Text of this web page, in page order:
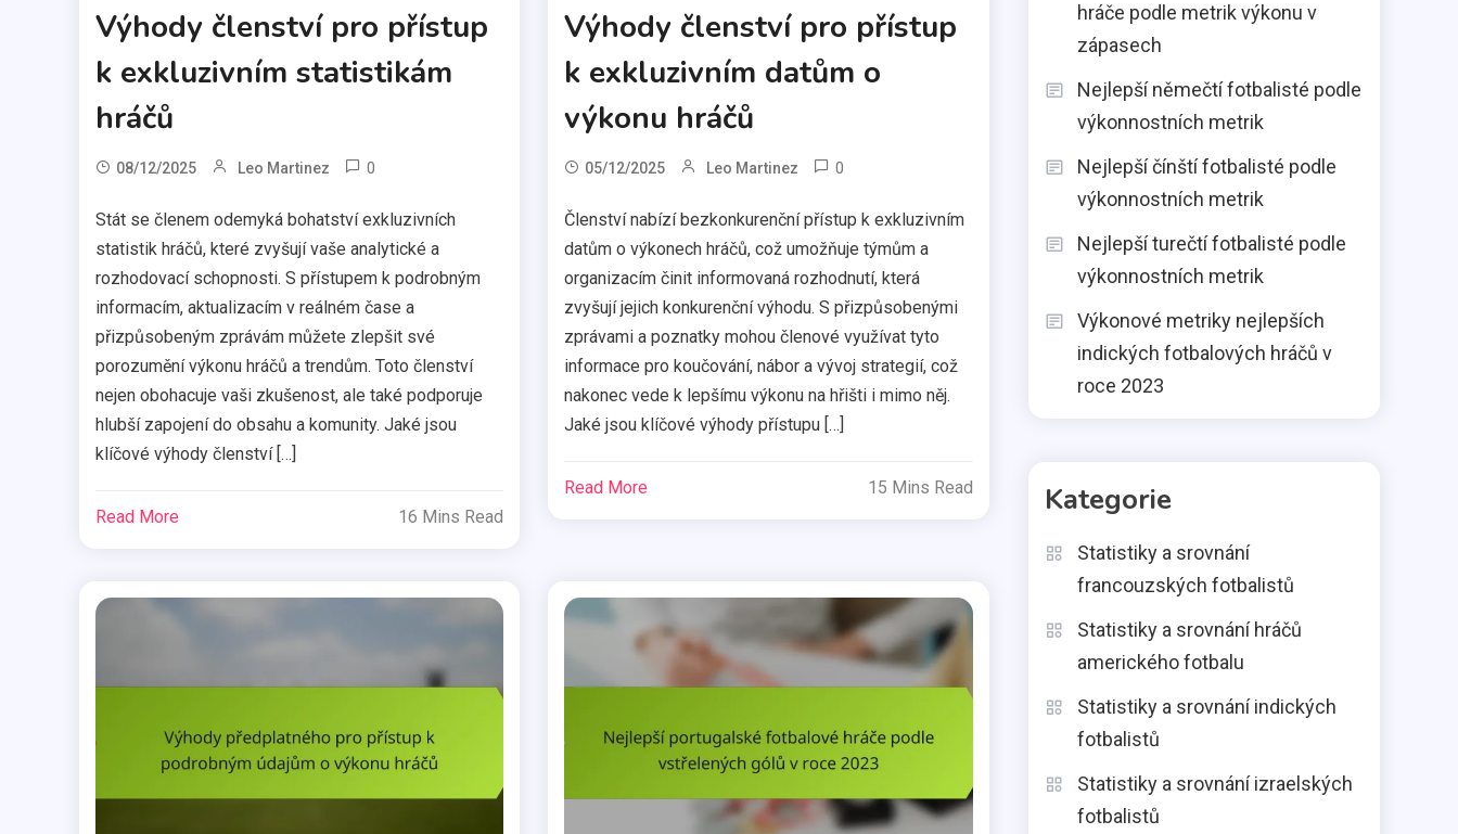
Výhody členství pro přístup
k exkluzivním statistikám
hráčů
08/12/2025 Leo Martinez 0
Stát se členem odemyká bohatství exkluzivních
statistik hráčů, které zvyšují vaše analytické a
rozhodovací schopnosti. S přístupem k podrobným
informacím, aktualizacím v reálném čase a
přizpůsobeným zprávám můžete zlepšit své
porozumění výkonu hráčů a trendům. Toto členství
nejen obohacuje vaši zkušenost, ale také podporuje
hlubší zapojení do obsahu a komunity. Jaké jsou
klíčové výhody členství […]
Read More 16 Mins Read
Výhody členství pro přístup
k exkluzivním datům o
výkonu hráčů
05/12/2025 Leo Martinez 0
Členství nabízí bezkonkurenční přístup k exkluzivním
datům o výkonech hráčů, což umožňuje týmům a
organizacím činit informovaná rozhodnutí, která
zvyšují jejich konkurenční výhodu. S přizpůsobenými
zprávami a poznatky mohou členové využívat tyto
informace pro koučování, nábor a vývoj strategií, což
nakonec vede k lepšímu výkonu na hřišti i mimo něj.
Jaké jsou klíčové výhody přístupu […]
Read More 15 Mins Read
hráče podle metrik výkonu v
zápasech
Nejlepší němečtí fotbalisté podle
výkonnostních metrik
Nejlepší čínští fotbalisté podle
výkonnostních metrik
Nejlepší turečtí fotbalisté podle
výkonnostních metrik
Výkonové metriky nejlepších
indických fotbalových hráčů v
roce 2023
Kategorie
Statistiky a srovnání
francouzských fotbalistů
Statistiky a srovnání hráčů
amerického fotbalu
Statistiky a srovnání indických
fotbalistů
Statistiky a srovnání izraelských
fotbalistů